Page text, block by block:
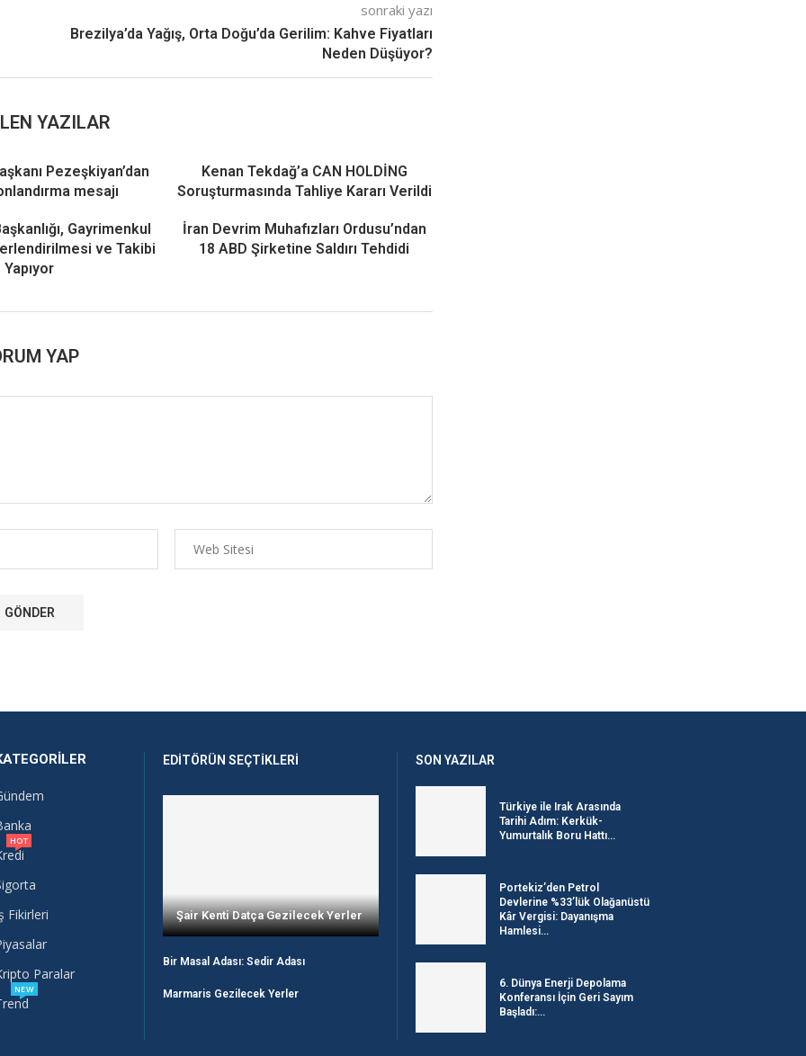
sonraki yazı
Brezilya’da Yağış, Orta Doğu’da Gerilim: Kahve Fiyatları
Neden Düşüyor?
YAZILAR
Pezeşkiyan’dan
mesajı
Kenan Tekdağ’a CAN HOLDİNG
Soruşturmasında Tahliye Kararı Verildi
Gayrimenkul
ve Takibi
Yapıyor
İran Devrim Muhafızları Ordusu’ndan
18 ABD Şirketine Saldırı Tehdidi
YAP
HOT
Fikirleri
Paralar
NEW
EDITÖRÜN SEÇTIKLERI
Şair Kenti Datça Gezilecek Yerler
Bir Masal Adası: Sedir Adası
Marmaris Gezilecek Yerler
SON YAZILAR
Türkiye ile Irak Arasında
Tarihi Adım: Kerkük-
Yumurtalık Boru Hattı...
Portekiz’den Petrol
Devlerine %33’lük Olağanüstü
Kâr Vergisi: Dayanışma
Hamlesi...
6. Dünya Enerji Depolama
Konferansı İçin Geri Sayım
Başladı:...